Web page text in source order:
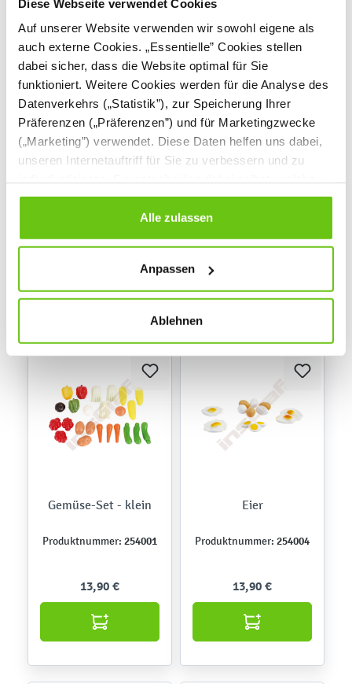
Diese Webseite verwendet Cookies
Auf unserer Website verwenden wir sowohl eigene als
auch externe Cookies. „Essentielle” Cookies stellen
dabei sicher, dass die Website optimal für Sie
funktioniert. Weitere Cookies werden für die Analyse des
Datenverkehrs („Statistik”), zur Speicherung Ihrer
Präferenzen („Präferenzen”) und für Marketingzwecke
(„Marketing”) verwendet. Diese Daten helfen uns dabei,
unseren Internetauftriff für Sie zu verbessern und zu
Cookies Sie erlauben. Verweigern Sie Ihre Zustimmung,
wählen Sie „Alle ablehnen” – in diesem Fall werden nur
Daten verarbeitet, die für den Besuch unserer Website
jederzeit ändern, indem Sie auf die Schaltfläche unten
links klicken. Weitere Informationen zur Datennutzung
Alle zulassen
Anpassen
Ablehnen
Stück
14,90 €
Teile
26,90 €
Gemüse-Set - klein
Produktnummer: 254001
13,90 €
Eier
Produktnummer: 254004
13,90 €